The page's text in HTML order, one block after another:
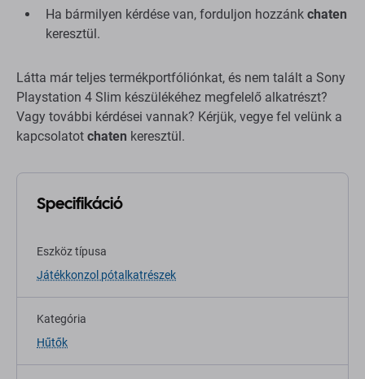
Ha bármilyen kérdése van, forduljon hozzánk chaten
keresztül.
Látta már teljes termékportfóliónkat, és nem talált a Sony
Playstation 4 Slim készülékéhez megfelelő alkatrészt?
Vagy további kérdései vannak? Kérjük, vegye fel velünk a
kapcsolatot chaten keresztül.
Specifikáció
Eszköz típusa
Játékkonzol pótalkatrészek
Kategória
Hűtők